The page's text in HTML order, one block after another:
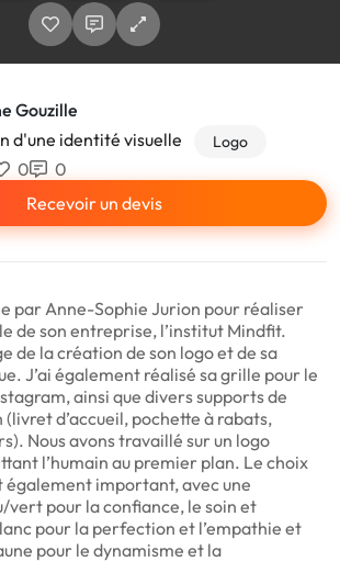
Gouzille
d'une identité visuelle
Logo
0
0
Recevoir un devis
par Anne-Sophie Jurion pour réaliser
de son entreprise, l’institut Mindfit.
de la création de son logo et de sa
J’ai également réalisé sa grille pour le
ainsi que divers supports de
d’accueil, pochette à rabats,
Nous avons travaillé sur un logo
l’humain au premier plan. Le choix
également important, avec une
vert pour la confiance, le soin et
pour la perfection et l’empathie et
pour le dynamisme et la